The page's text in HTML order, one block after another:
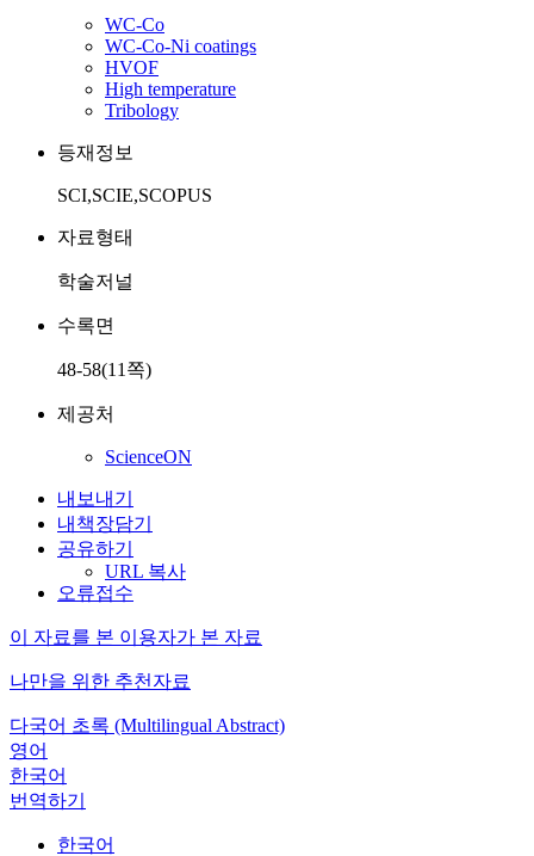
WC-Co
WC-Co-Ni coatings
HVOF
High temperature
Tribology
등재정보
SCI,SCIE,SCOPUS
자료형태
학술저널
수록면
48-58(11쪽)
제공처
ScienceON
내보내기
내책장담기
공유하기
URL 복사
오류접수
이 자료를 본 이용자가 본 자료
나만을 위한 추천자료
다국어 초록 (Multilingual Abstract)
영어
한국어
번역하기
한국어